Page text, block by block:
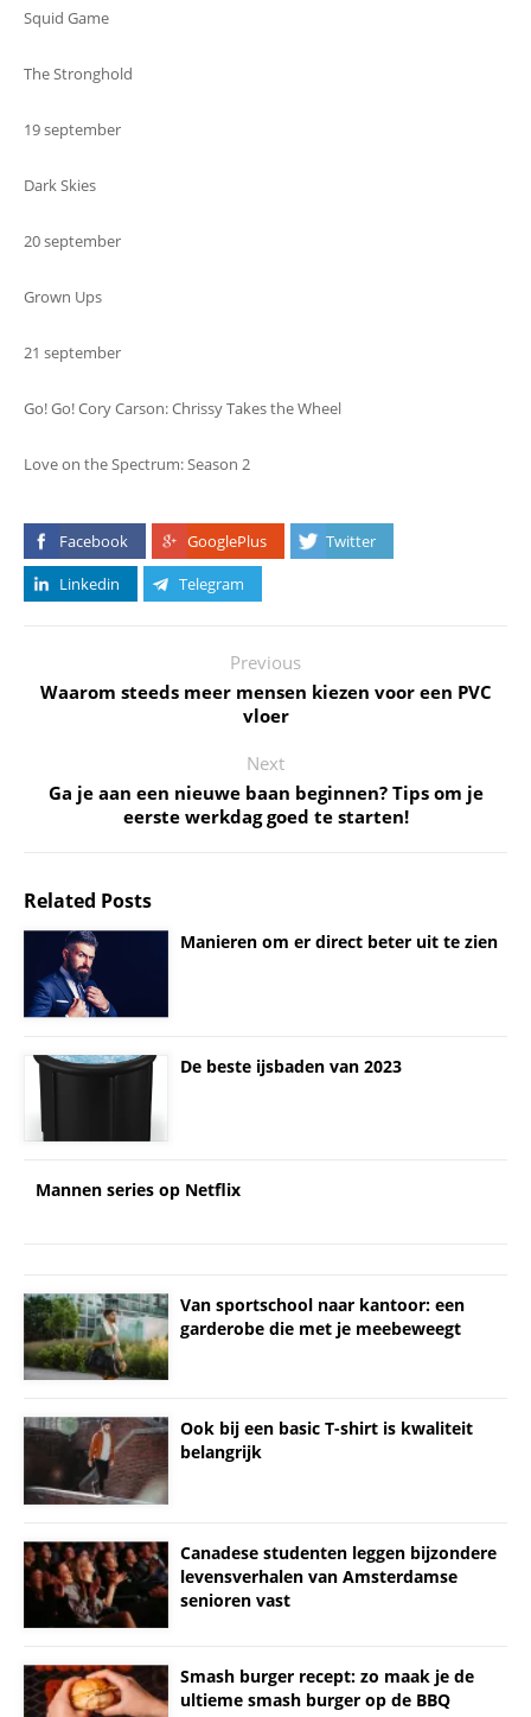
Squid Game
The Stronghold
19 september
Dark Skies
20 september
Grown Ups
21 september
Go! Go! Cory Carson: Chrissy Takes the Wheel
Love on the Spectrum: Season 2
Facebook GooglePlus
Twitter
Linkedin
Telegram
Previous
Waarom steeds meer mensen kiezen voor een PVC
vloer
Next
Ga je aan een nieuwe baan beginnen? Tips om je
eerste werkdag goed te starten!
Related Posts
Manieren om er direct beter uit te zien
De beste ijsbaden van 2023
Mannen series op Netflix
Van sportschool naar kantoor: een
garderobe die met je meebeweegt
Ook bij een basic T-shirt is kwaliteit
belangrijk
Canadese studenten leggen bijzondere
levensverhalen van Amsterdamse
senioren vast
Smash burger recept: zo maak je de
ultieme smash burger op de BBQ